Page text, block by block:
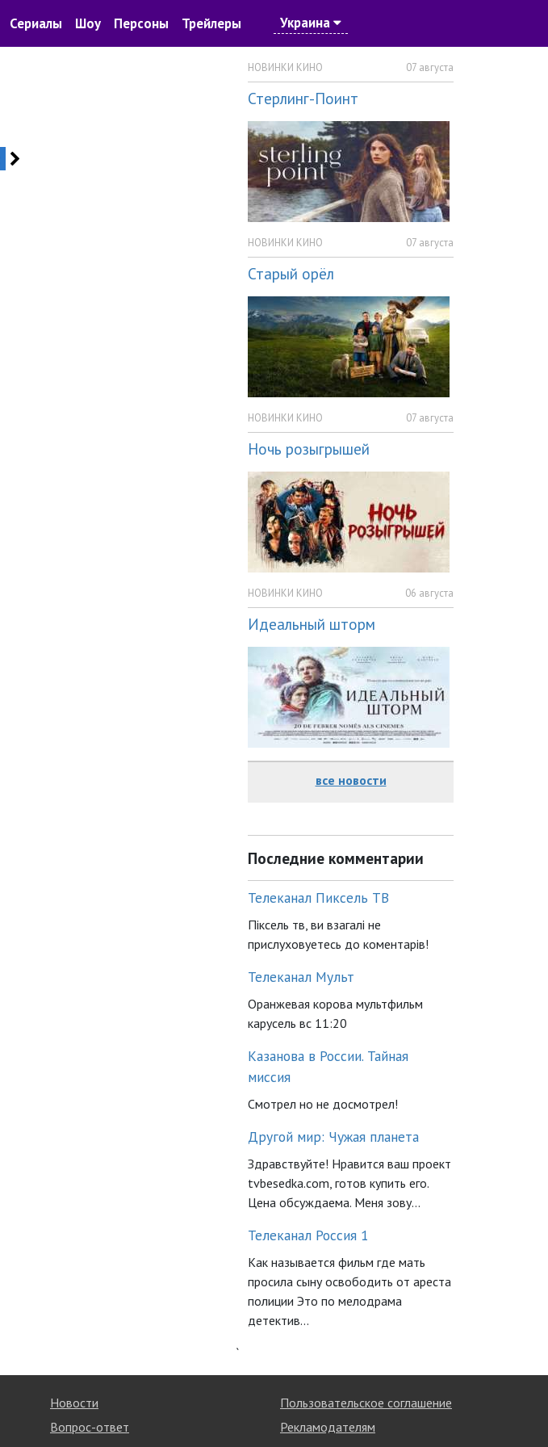
Сериалы Шоу Персоны Трейлеры Украина
НОВИНКИ КИНО 07 августа
Стерлинг-Поинт
НОВИНКИ КИНО 07 августа
Старый орёл
НОВИНКИ КИНО 07 августа
Ночь розыгрышей
НОВИНКИ КИНО 06 августа
Идеальный шторм
все новости
Последние комментарии
Телеканал Пиксель ТВ
Піксель тв, ви взагалі не
прислуховуетесь до коментарів!
Телеканал Мульт
Оранжевая корова мультфильм
карусель вс 11:20
Казанова в России. Тайная
миссия
Смотрел но не досмотрел!
Другой мир: Чужая планета
Здравствуйте! Нравится ваш проект
tvbesedka.com, готов купить его.
Цена обсуждаема. Меня зову...
Телеканал Россия 1
Как называется фильм где мать
просила сыну освободить от ареста
полиции Это по мелодрама
детектив...
`
Новости
Вопрос-ответ
Пользовательское соглашение
Рекламодателям